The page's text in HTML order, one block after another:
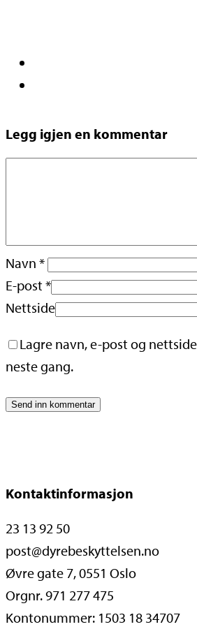
Legg igjen en kommentar
Navn *
E-post*
Nettside
Lagre navn, e-post og
neste gang.
Kontaktinformasjon
23 13 92 50
post@dyrebeskyttelsen.no
Øvre gate 7, 0551 Oslo
Orgnr. 971 277 475
Kontonummer: 1503 18 34707